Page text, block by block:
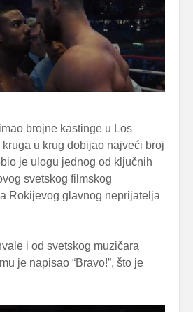
brojne kastinge u Los
u krug dobijao najveći broj
je ulogu jednog od ključnih
svetskog filmskog
Rokijevog glavnog neprijatelja
i od svetskog muzičara
je napisao “Bravo!”, što je